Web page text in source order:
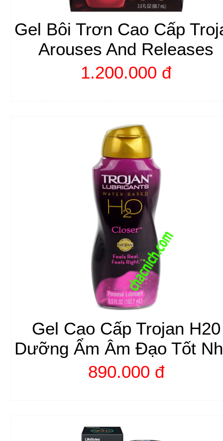
Gel Bôi Trơn Cao Cấp
Arouses And Releases
1.200.000 đ
Gel Cao Cấp Trojan H20
Dưỡng Ẩm Âm Đạo Tốt
890.000 đ